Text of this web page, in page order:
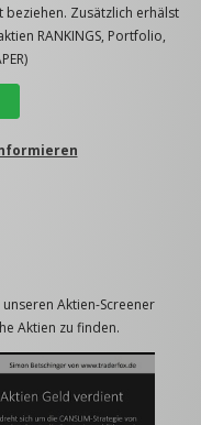
Zusätzlich erhälst
RANKINGS, Portfolio,
Aktien-Screener
Aktien zu finden.